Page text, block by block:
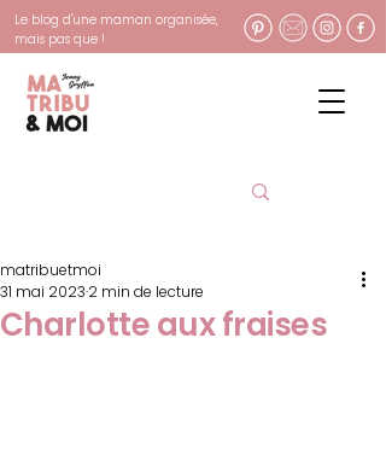
Le blog d'une maman organisée,
mais pas que !
Charlotte aux fraises
matribuetmoi
31 mai 2023 2 min de lecture